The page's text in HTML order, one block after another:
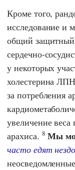
Кроме того,
исследование и
общий защитный
сердечно-
у некоторых
холестерина
за потребления
увеличение
арахиса. 8 Мы
часто едят